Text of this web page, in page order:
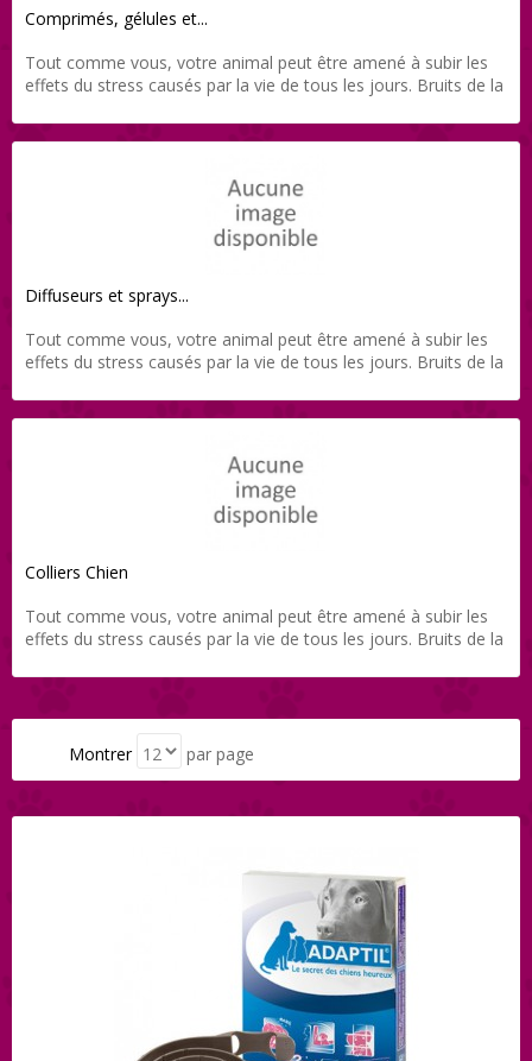
Comprimés, gélules et...
Tout comme vous, votre animal peut être amené à subir les
effets du stress causés par la vie de tous les jours. Bruits de la
déménagement… sont autant d’évènements pouvant affecter
propose une gamme de produits adaptée et le tout
directement livré chez vous grâce à Direct-Vet.
Diffuseurs et sprays...
Tout comme vous, votre animal peut être amené à subir les
effets du stress causés par la vie de tous les jours. Bruits de la
déménagement… sont autant d’évènements pouvant affecter
propose une gamme de produits adaptée et le tout
directement livré chez vous grâce à Direct-Vet.
Colliers Chien
Tout comme vous, votre animal peut être amené à subir les
effets du stress causés par la vie de tous les jours. Bruits de la
déménagement… sont autant d’évènements pouvant affecter
propose une gamme de produits adaptée et le tout
directement livré chez vous grâce à Direct-Vet.
Montrer par page